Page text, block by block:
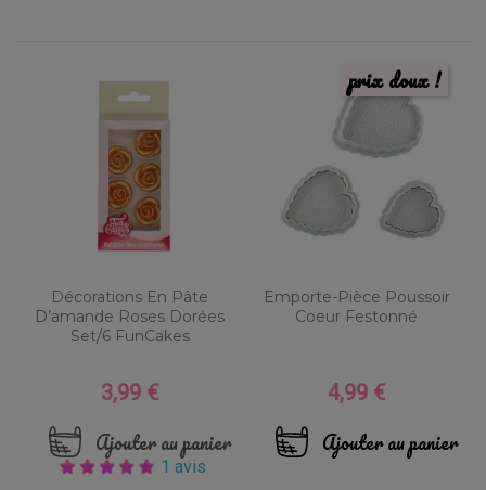
Décorations En Pâte
D’amande Roses Dorées
Set/6 FunCakes
Prix
3,99 €
Ajouter au panier
1 avis
Emporte-Pièce Poussoir
Coeur Festonné
Prix
4,99 €
Ajouter au panier
prix doux !